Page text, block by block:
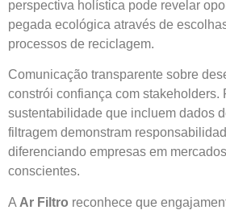
perspectiva holística pode revelar
pegada ecológica através de
processos de reciclagem.
Comunicação transparente sobre
constrói confiança com stakeholders.
sustentabilidade que incluem dados
filtragem demonstram
diferenciando empresas em
conscientes.
A Ar Filtro reconhece que